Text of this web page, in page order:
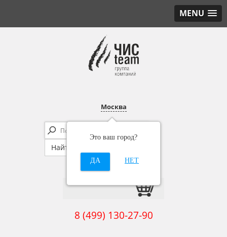
MENU
Москва
Это ваш город?
ДА НЕТ
8 (499) 130-27-90